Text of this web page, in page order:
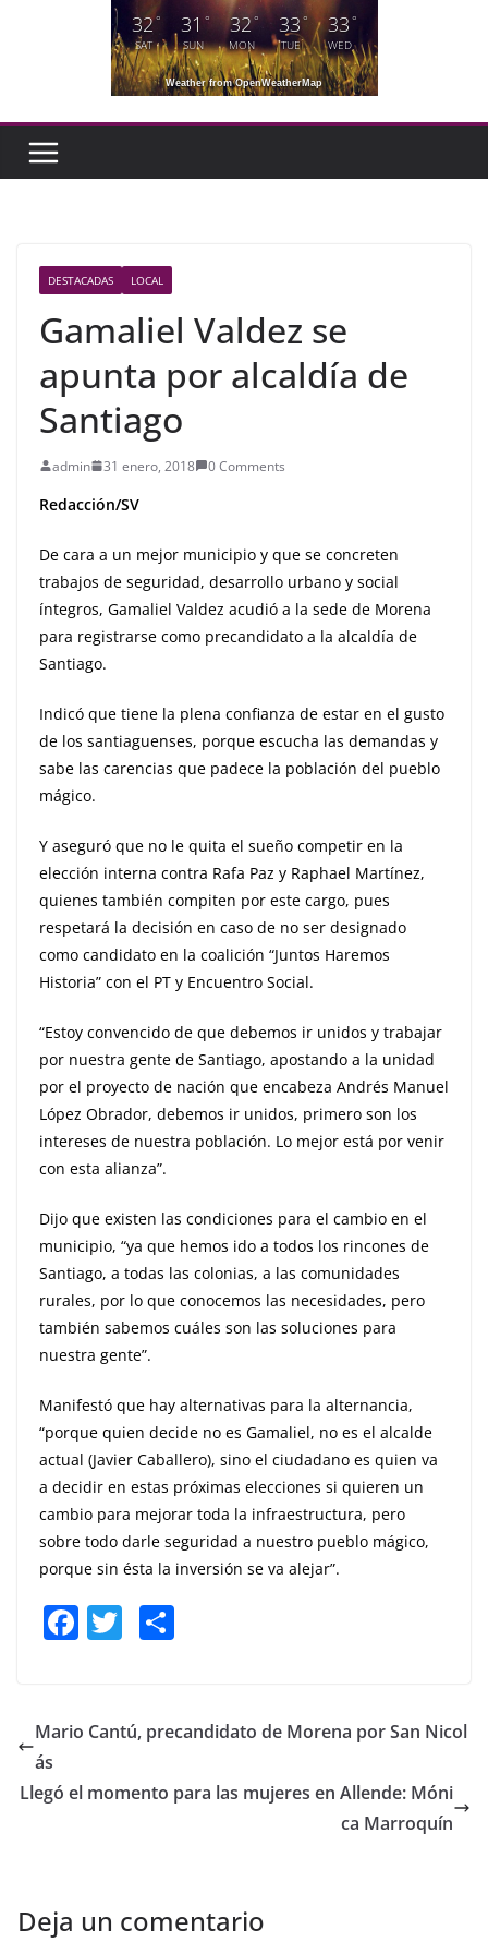
32°
SAT
31 °
SUN
32°
MON
33 °
TUE
33 °
WED
Weather from OpenWeatherMap
DESTACADAS LOCAL
Gamaliel Valdez se
apunta por alcaldía de
Santiago
admin 31 enero, 2018 0 Comments
Redacción/SV
De cara a un mejor municipio y que se concreten
trabajos de seguridad, desarrollo urbano y social
íntegros, Gamaliel Valdez acudió a la sede de Morena
para registrarse como precandidato a la alcaldía de
Santiago.
Indicó que tiene la plena confianza de estar en el gusto
de los santiaguenses, porque escucha las demandas y
sabe las carencias que padece la población del pueblo
mágico.
Y aseguró que no le quita el sueño competir en la
elección interna contra Rafa Paz y Raphael Martínez,
quienes también compiten por este cargo, pues
respetará la decisión en caso de no ser designado
como candidato en la coalición “Juntos Haremos
Historia” con el PT y Encuentro Social.
“Estoy convencido de que debemos ir unidos y trabajar
por nuestra gente de Santiago, apostando a la unidad
por el proyecto de nación que encabeza Andrés Manuel
López Obrador, debemos ir unidos, primero son los
intereses de nuestra población. Lo mejor está por venir
con esta alianza”.
Dijo que existen las condiciones para el cambio en el
municipio, “ya que hemos ido a todos los rincones de
Santiago, a todas las colonias, a las comunidades
rurales, por lo que conocemos las necesidades, pero
también sabemos cuáles son las soluciones para
nuestra gente”.
Manifestó que hay alternativas para la alternancia,
“porque quien decide no es Gamaliel, no es el alcalde
actual (Javier Caballero), sino el ciudadano es quien va
a decidir en estas próximas elecciones si quieren un
cambio para mejorar toda la infraestructura, pero
sobre todo darle seguridad a nuestro pueblo mágico,
porque sin ésta la inversión se va alejar”.
F
e
o
T
er e
Mario Cantú, precandidato de Morena por San Nicol
ás
Llegó el momento para las mujeres en Allende: Móni
ca Marroquín
Deja un comentario